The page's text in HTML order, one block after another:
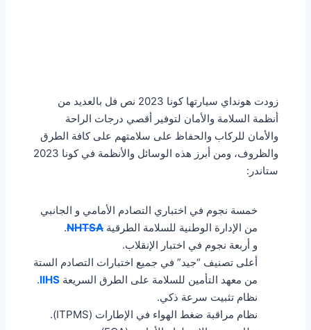
زودت هونداي سيارتها كونا 2023 نص فل بالعديد من
أنظمة السلامة والأمان لتوفير أقصي درجات الراحة
والأمان للركاب والحفاظ على سلامتهم على كافة الطرق
والظروف، ومن أبرز هذه الوسائل والأنظمة في كونا 2023
ستاندر:
خمسة نجوم في اختباري التصادم الأمامي و الجانبي
من الإدارة الوطنية للسلامة الطرقية NHTSA
.
و أربعة نجوم في اختبار الإنقلاب.
أعلى تصنيف “جيد” في جميع اختبارات التصادم الستة
من معهد التأمين للسلامة على الطرق السريعة IIHS
.
نظام تثبيت سرعة ذكي.
نظام مراقبة ضغط الهواء في الإطارات (ITPMS).